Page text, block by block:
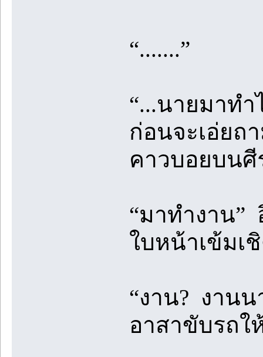
“.......”
“...นายมาท
ก่อนจะเอ่ย
คาวบอยบน
“มาทำงาน
ใบหน้าเข้มเ
“งาน? งาน
อาสาขับรถใ